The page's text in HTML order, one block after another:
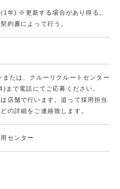
年) ※更新する場合があり得る。
約書によって行う。
または、クルーリクルートセンター
で電話にてご応募ください。
店舗で行います。追って採用担当
の詳細をご連絡致します。
センター